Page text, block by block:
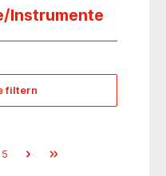
Instrumente
filtern
5